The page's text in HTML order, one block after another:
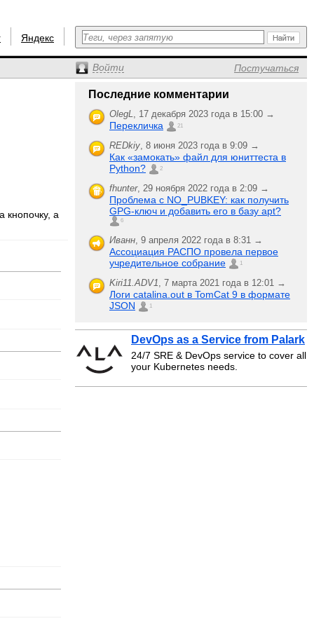
Яндекс
Войти Постучаться
кнопочку, а
Последние комментарии
OlegL, 17 декабря 2023 года в 15:00 →
Перекличка 21
REDkiy, 8 июня 2023 года в 9:09 →
Как «замокать» файл для юниттеста в
Python?
2
fhunter, 29 ноября 2022 года в 2:09 →
Проблема с NO_PUBKEY: как получить
GPG-ключ и добавить его в базу apt?
6
Иванн, 9 апреля 2022 года в 8:31 →
Ассоциация РАСПО провела первое
учредительное собрание
1
Kiri11.ADV1, 7 марта 2021 года в 12:01 →
Логи catalina.out в TomCat 9 в формате
JSON
1
DevOps as a Service from Palark
24/7 SRE & DevOps service to cover all
your Kubernetes needs.